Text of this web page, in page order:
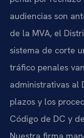
audiencias son
de la MVA, el
sistema de corte
tráfico penales
administrativas al
plazos y los
Código de DC y
Nuestra firma